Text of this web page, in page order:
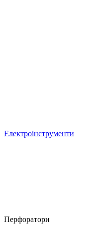
Електроінструменти
Перфоратори